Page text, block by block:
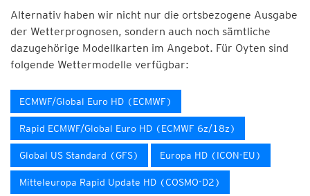
Alternativ haben wir nicht nur die ortsbezogene Ausgabe
der Wetterprognosen, sondern auch noch sämtliche
dazugehörige Modellkarten im Angebot. Für Oyten sind
folgende Wettermodelle verfügbar:
ECMWF/Global Euro HD (ECMWF)
Rapid ECMWF/Global Euro HD (ECMWF 6z/18z)
Global US Standard (GFS) Europa HD (ICON-EU)
Mitteleuropa Rapid Update HD (COSMO-D2)